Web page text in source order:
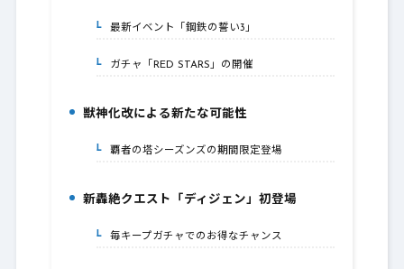
2-1.最新イベント「鋼鉄の誓い3」
2-2.ガチャ「RED STARS」の開催
獣神化改による新たな可能性
3-1.覇者の塔シーズンズの期間限定登場
4.新轟絶クエスト「ディジェン」初登場
4-1.毎キープガチャでのお得なチャンス